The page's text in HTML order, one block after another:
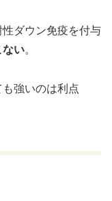
ダウン免疫を付与
い。
強いのは利点